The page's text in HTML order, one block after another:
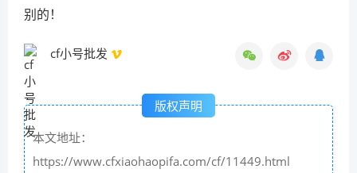
别的！
cf小号批发
版权声明
本文地址：
https://www.cfxiaohaopifa.com/cf/11449.html